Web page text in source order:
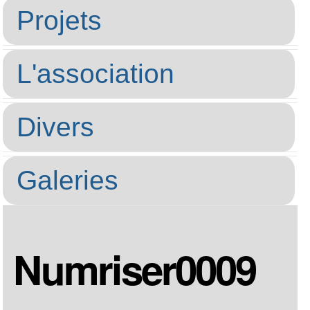
Projets
L'association
Divers
Galeries
Numriser0009